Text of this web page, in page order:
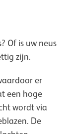
Of is uw neus
zijn.
er
een hoge
wordt via
De